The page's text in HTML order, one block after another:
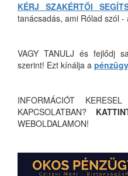
KÉRJ SZAKÉRTŐI
tanácsadás, ami Rólad szól -
VAGY TANULJ és fejlődj
szerint! Ezt kínálja a
INFORMÁCIÓT
KAPCSOLATBAN?
WEBOLDALAMON!